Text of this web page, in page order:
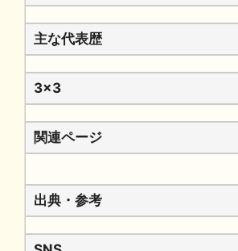
主な代表歴
3x3
関連ページ
出典・参考